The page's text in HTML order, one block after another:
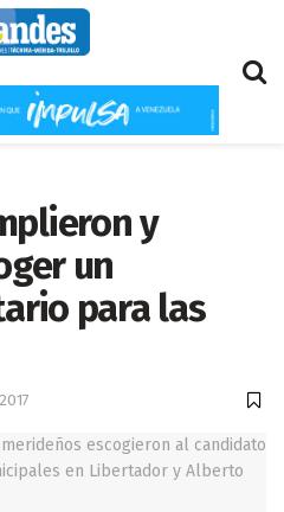
y
un
para las